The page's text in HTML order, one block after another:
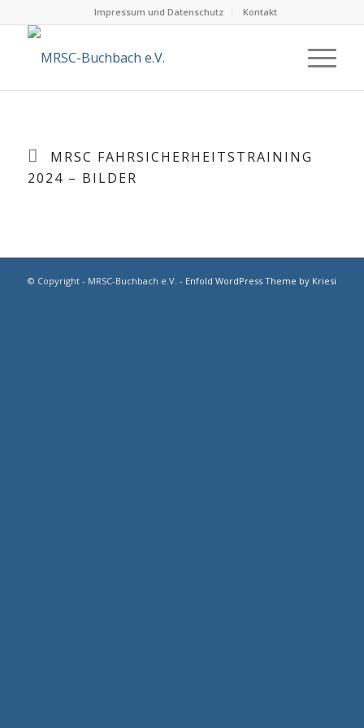
Impressum und Datenschutz Kontakt
MRSC FAHRSICHERHEITSTRAINING
2024 – BILDER
© Copyright - MRSC-Buchbach e.V. - Enfold WordPress Theme by Kriesi